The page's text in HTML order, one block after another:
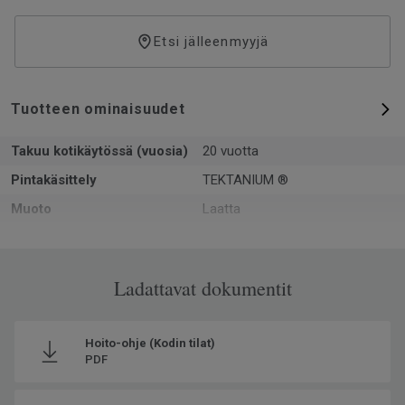
Etsi jälleenmyyjä
Tuotteen ominaisuudet
Takuu kotikäytössä (vuosia)
20 vuotta
Pintakäsittely
TEKTANIUM ®
Muoto
Laatta
3
osuus
Ladattavat dokumentit
Hoito-ohje (Kodin tilat)
PDF